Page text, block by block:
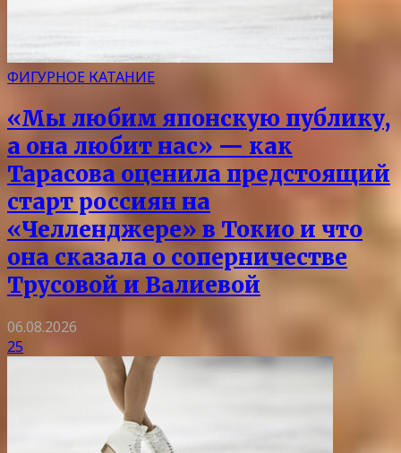
ФИГУРНОЕ КАТАНИЕ
«Мы любим японскую публику,
а она любит нас» — как
Тарасова оценила предстоящий
старт россиян на
«Челленджере» в Токио и что
она сказала о соперничестве
Трусовой и Валиевой
06.08.2026
25